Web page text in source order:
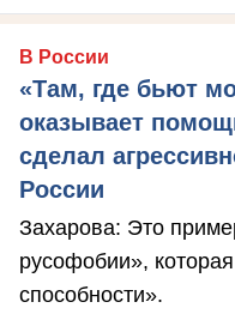
В России
«Там, где бьют
оказывает
сделал
России
Захарова: Это
русофобии»,
способности».